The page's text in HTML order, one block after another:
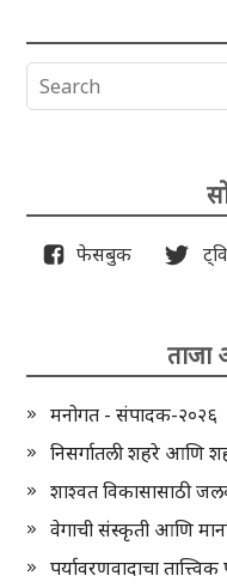
फेसबुक
मनोगत - संपादक-२०२६
निसर्गातली शहरे आणि
शाश्वत विकासासाठी
वेगाची संस्कृती आणि
पर्यावरणवादाचा